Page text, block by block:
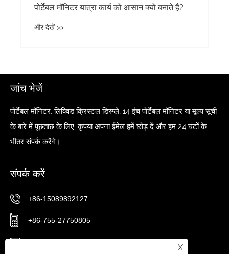
पोर्टेबल मॉनिटर यात्रा कार्य को आसान क्यों बनाते हैं?
और देखें >>
जांच भेजें
पोर्टेबल मॉनिटर, लिक्विड क्रिस्टल डिस्प्ले, 14 इंच पोर्टेबल मॉनिटर या मूल्य सूची
के बारे में पूछताछ के लिए, कृपया अपना ईमेल हमें छोड़ दें और हम 24 घंटों के
भीतर संपर्क करेंगे।
संपर्क करें
+86-15089892127
+86-755-27750805
X